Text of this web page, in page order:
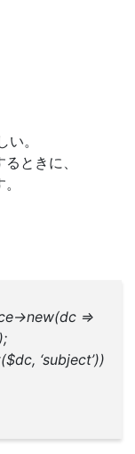
。
ときに、
>new(dc =>
‘subject’))